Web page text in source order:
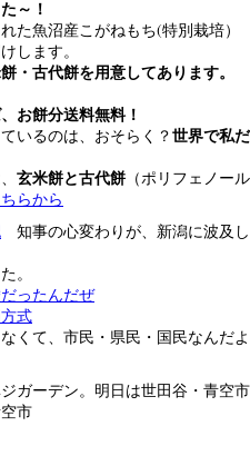
～！
た魚沼産こがねもち(特別栽培）
します。
・古代餅を用意してあります。
お餅分送料無料！
いるのは、おそらく？世界で私だ
玄米餅と古代餅 （ポリフェノール
らから
知事の心変わりが、新潟に波及し
。
ったんだぜ
式
くて、市民・県民・国民なんだよ
ガーデン。明日は世田谷・青空市
市